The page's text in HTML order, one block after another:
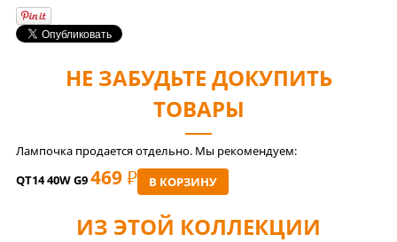
НЕ ЗАБУДЬТЕ ДОКУПИТЬ
ТОВАРЫ
Лампочка продается отдельно. Мы рекомендуем:
QT14 40W G9469 РУБ В КОРЗИНУ
ИЗ ЭТОЙ КОЛЛЕКЦИИ